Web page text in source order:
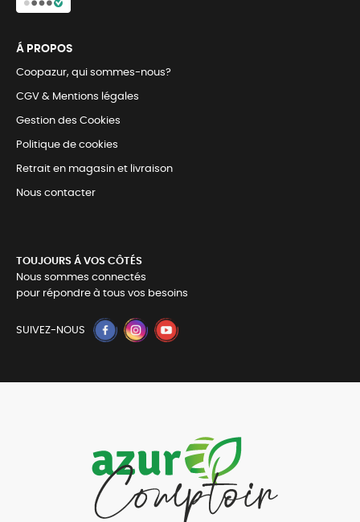
Á PROPOS
Coopazur, qui sommes-nous?
CGV & Mentions légales
Gestion des Cookies
Politique de cookies
Retrait en magasin et livraison
Nous contacter
TOUJOURS Á VOS CÔTÉS
Nous sommes connectés
pour répondre à tous vos besoins
SUIVEZ-NOUS